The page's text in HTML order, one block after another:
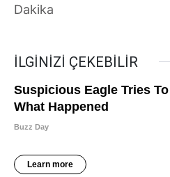
Dakika